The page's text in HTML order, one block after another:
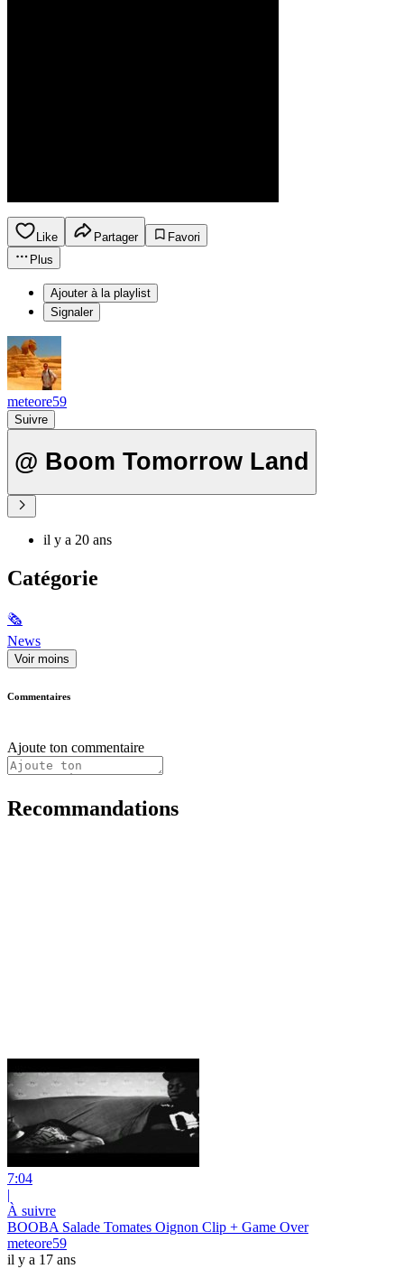
Like Partager
Favori
Plus
Ajouter à la playlist
Signaler
meteore59
Suivre
@ Boom Tomorrow Land
il y a 20 ans
Catégorie
🗞
News
Voir moins
Commentaires
Ajoute ton commentaire
Recommandations
7:04
|
À suivre
BOOBA Salade Tomates Oignon Clip + Game Over
meteore59
il y a 17 ans